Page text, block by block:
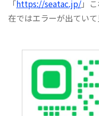
「https://seatac.jp/」
在ではエラーが出ていて